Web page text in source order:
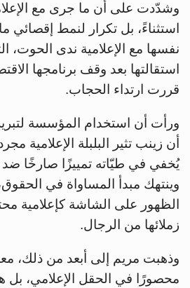
وشدّدت على أن ما جرى مع
استثناءً، بل تكرار لنمط
نفسها مع الإعلامية ندى الحوت،
استقالتها بعد وقف برنامجها
قررت ارتداء الحجاب.
ورأت أن استخدام المؤسسة
أن زينب تثير البلبلة الإعلامية
يُخفي في طيّاته تمييزًا صارخًا ضد
وينتهك مبدأ المساواة في
الظهور على الشاشة كإعلامية
زملائها من الرجال.
وذهبت مريم إلى أبعد من ذلك،
محصورًا في الحقل الإعلامي، بل